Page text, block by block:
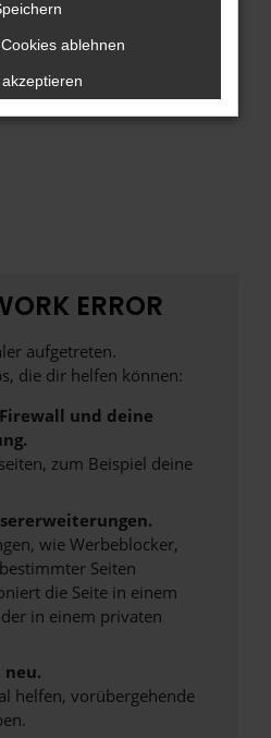
ERROR
aufgetreten.
die dir helfen können:
und deine
zum Beispiel deine
wie Werbeblocker,
Seiten
die Seite in einem
in einem privaten
neu.
helfen, vorübergehende
ablehnen